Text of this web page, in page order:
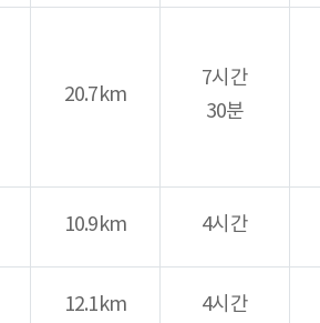
20.7km
7시간
30분
10.9km 4시간
12.1km 4시간